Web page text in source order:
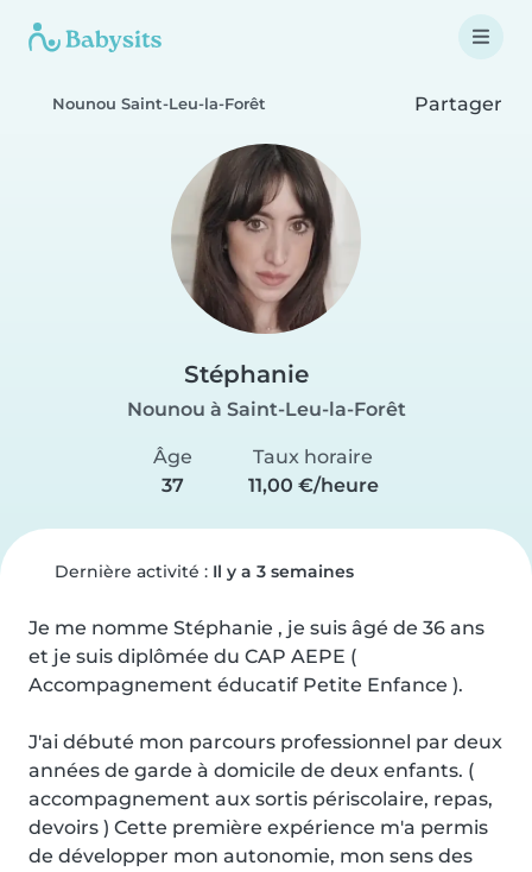
Nounou Saint-Leu-la-Forêt Partager
Stéphanie
Nounou à Saint-Leu-la-Forêt
Âge
37
Taux horaire
11,00 €/heure
Dernière activité : Il y a 3 semaines
Je me nomme Stéphanie , je suis âgé de 36 ans
et je suis diplômée du CAP AEPE (
Accompagnement éducatif Petite Enfance ).
J'ai débuté mon parcours professionnel par deux
années de garde à domicile de deux enfants. (
accompagnement aux sortis périscolaire, repas,
devoirs ) Cette première expérience m'a permis
de développer mon autonomie, mon sens des